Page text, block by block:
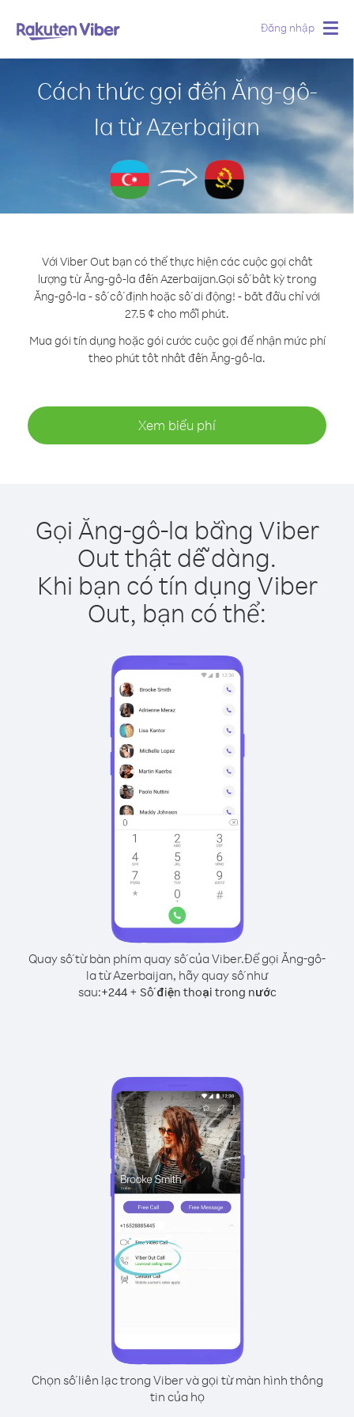
Đăng nhập
Cách thức gọi đến Ăng-gô-
la từ Azerbaijan
Với Viber Out bạn có thể thực hiện các cuộc gọi chất
lượng từ Ăng-gô-la đến Azerbaijan.Gọi số bất kỳ trong
Ăng-gô-la - số cố định hoặc số di động! - bắt đầu chỉ với
27.5 ¢ cho mỗi phút.
Mua gói tín dụng hoặc gói cước cuộc gọi để nhận mức phí
theo phút tốt nhất đến Ăng-gô-la.
Xem biểu phí
Gọi Ăng-gô-la bằng Viber
Out thật dễ dàng.
Khi bạn có tín dụng Viber
Out, bạn có thể:
Quay số từ bàn phím quay số của Viber.Để gọi Ăng-gô-
la từ Azerbaijan, hãy quay số như
sau:+244+ Số điện thoại trong nước
Chọn số liên lạc trong Viber và gọi từ màn hình thông
tin của họ